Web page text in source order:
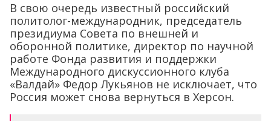
В свою очередь известный российский
политолог-международник, председатель
президиума Совета по внешней и
оборонной политике, директор по научной
работе Фонда развития и поддержки
Международного дискуссионного клуба
«Валдай» Федор Лукьянов не исключает, что
Россия может снова вернуться в Херсон.